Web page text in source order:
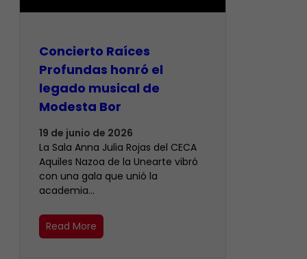
​Concierto Raíces
Profundas honró el
legado musical de
Modesta Bor
19 de junio de 2026
La Sala Anna Julia Rojas del CECA
Aquiles Nazoa de la Unearte vibró
con una gala que unió la
academia…
Read More